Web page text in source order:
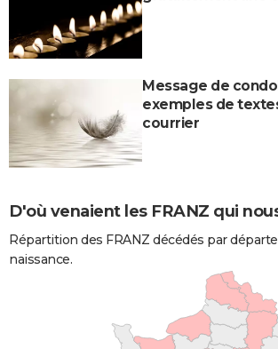
Message de
exemples de
courrier
D'où venaient les FRANZ qui
Répartition des FRANZ décédés par
naissance.